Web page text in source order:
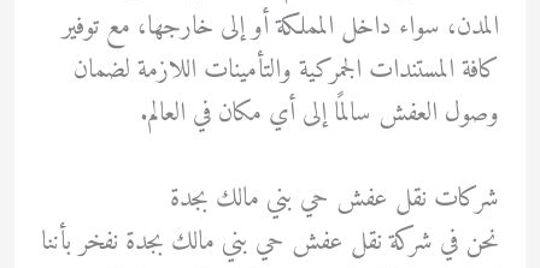
المدن، سواء داخل المملكة أو إلى خارجها، مع توفير
كافة المستندات الجمركية والتأمينات اللازمة لضمان
وصول العفش سالمًا إلى أي مكان في العالم.
شركات نقل عفش حي بني مالك بجدة
نحن في شركة نقل عفش حي بني مالك بجدة نفخر بأننا